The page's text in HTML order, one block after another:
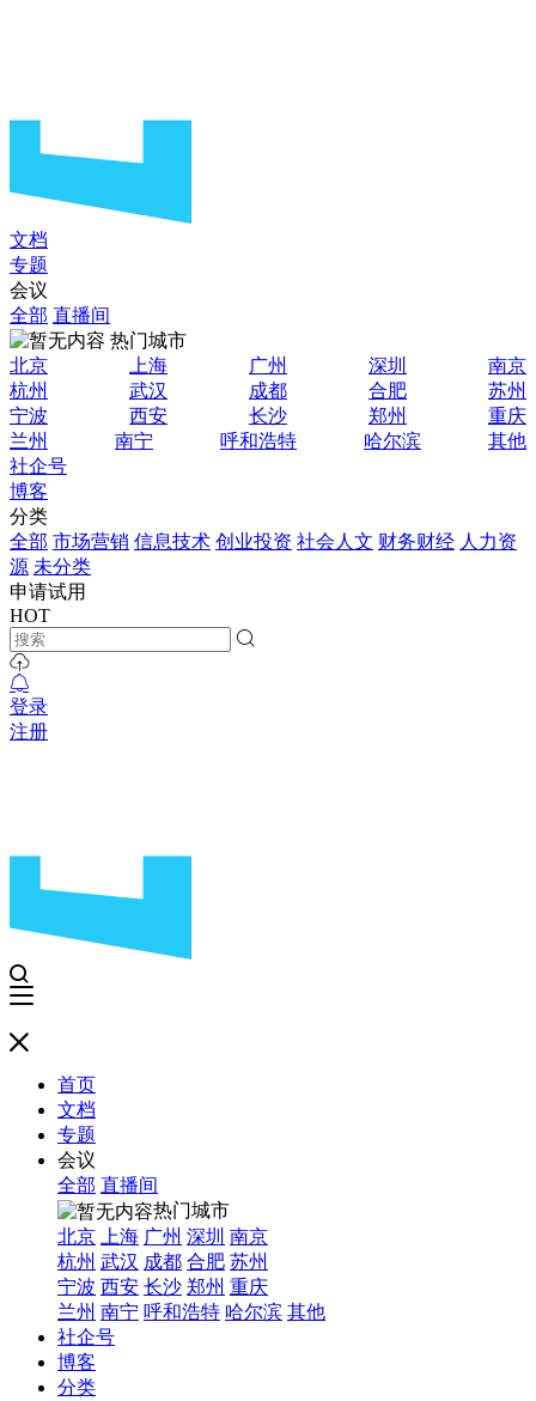
文档
专题
会议
全部 直播间
热门城市
北京
上海 广州 深圳
南京
杭州
武汉 成都 合肥
苏州
宁波
西安 长沙 郑州
重庆
兰州
南宁 呼和浩特 哈尔滨
其他
社企号
博客
分类
全部 市场营销 信息技术 创业投资 社会人文 财务财经 人力资
源 未分类
申请试用
HOT
登录
注册
首页
文档
专题
会议
全部 直播间
热门城市
北京
上海 广州 深圳 南京
杭州 武汉 成都 合肥 苏州
宁波 西安 长沙 郑州 重庆
兰州 南宁 呼和浩特 哈尔滨 其他
社企号
博客
分类